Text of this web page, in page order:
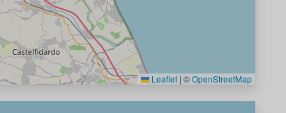
Leaflet | ©OpenStreetMap